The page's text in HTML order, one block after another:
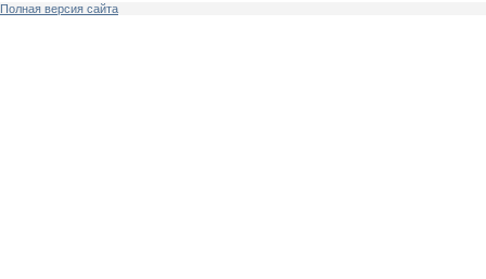
Полная версия сайта